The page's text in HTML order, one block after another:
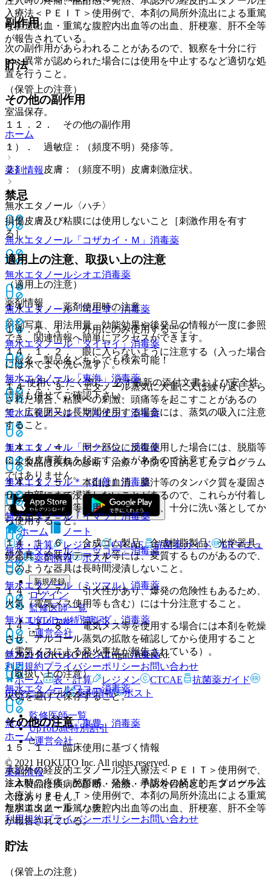
入療法＜ＰＥＩＴ＞使用例で、本剤の局所外流出による重篤
な胆道出血・重篤な腹腔内出血等の出血、肝梗塞、肝不全等
が報告されている。
貯法
（保管上の注意）
室温保存。
ホーム
薬剤情報
無水エタノール〈ハチ〉
無水エタノール「コザカイ・Ｍ」 消毒薬
無水エタノールシオエ消毒薬
無水エタノール「司生堂」消毒薬
無水エタノール「タイセイ」 消毒薬
無水エタノール「東海」 消毒薬
無水エタノール「マルイシ」消毒薬
無水エタノール「ヤクハン」消毒薬
無水エタノール＊（山善）消毒薬
無水エタノール「イマヅ」消毒薬
無水エタノール「ニッコー」消毒薬
無水エタノール（ミツマル） 消毒薬
無水エタノール「ヨシダ」 消毒薬
無水エタノール「ケンエー」消毒薬
無水エタノールワコー消毒薬
無水エタノール「東豊」 消毒薬
ホーム
薬剤情報
無水エタノール〈ハチ〉
副作用
次の副作用があらわれることがあるので、観察を十分に行
い、異常が認められた場合には使用を中止するなど適切な処
置を行うこと。
その他の副作用
１１．２． その他の副作用
１）． 過敏症：（頻度不明）発疹等。
２）． 皮膚：（頻度不明）皮膚刺激症状。
禁忌
損傷皮膚及び粘膜には使用しないこと［刺激作用を有す
る］。
適用上の注意、取扱い上の注意
（適用上の注意）
１４．１． 薬剤使用時の注意
１４．１．１． 外用にのみ使用すること。
１４．１．２． 眼に入らないように注意する（入った場合
には水でよく洗い流す）。
１４．１．３． エタノール蒸気に大量に又は繰り返しさら
された場合、粘膜への刺激、頭痛等を起こすことがあるの
で、広範囲又は長期間使用する場合には、蒸気の吸入に注意
すること。
１４．１．４． 同一部位に反復使用した場合には、脱脂等
による皮膚荒れを起こすことがあるので注意すること。
１４．１．５． 本剤は血清、膿汁等のタンパク質を凝固さ
せ、内部にまで浸透しないことがあるので、これらが付着し
ている医療機器等に用いる場合には、十分に洗い落としてか
ら使用すること。
１４．１．６． 合成ゴム製品、合成樹脂製品、光学器具、
鏡器具、塗装カテーテル等には、変質するものがあるので、
このような器具は長時間浸漬しないこと。
１４．１．７． 引火性があり、爆発の危険性もあるため、
火気（電気メス使用等も含む）には十分注意すること。
１４．１．８． 電気メス等を使用する場合には本剤を乾燥
させ、アルコール蒸気の拡散を確認してから使用すること
（電気メスによる発火事故が報告されている）。
（取扱い上の注意）
火気を避けて保存すること。
その他の注意
１５．１． 臨床使用に基づく情報
承認外の経皮的エタノール注入療法＜ＰＥＩＴ＞使用例で、
注入時の疼痛、酩酊感、発熱、承認外の経皮的エタノール注
入療法＜ＰＥＩＴ＞使用例で、本剤の局所外流出による重篤
な胆道出血・重篤な腹腔内出血等の出血、肝梗塞、肝不全等
が報告されている。
貯法
（保管上の注意）
薬剤情報
薬剤写真、用法用量、効能効果や後発品の情報が一度に参照
でき、関連情報へ簡単にアクセスができます。
一般名、製品名どちらでも検索可能！
※ ご使用いただく際に、必ず最新の添付文書および安全性
情報も併せてご確認下さい。
※本製品は疾病の診断・治療・予防を目的としたプログラム
ではありません。
ホーム
ノート
表・計算
レジメン CTCAE 抗菌薬ガイド
ERマニュ
アル
薬剤情報 ポスト
新規登録
ログイン
監修医師一覧
UpToDate特別割引
運営会社
© 2021 HOKUTO Inc. All rights reserved.
利用規約プライバシーポリシーお問い合わせ
ホーム
表・計算 レジメン CTCAE
抗菌薬ガイド
ERマニュアル
薬剤情報 ポスト
監修医師一覧
UpToDate特別割引
運営会社
© 2021 HOKUTO Inc. All rights reserved.
※本製品は疾病の診断・治療・予防を目的としたプログラム
ではありません。
利用規約プライバシーポリシーお問い合わせ